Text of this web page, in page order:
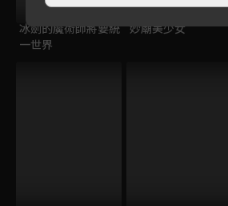
冰劍的魔術師將要統
一世界
妙廟美少女